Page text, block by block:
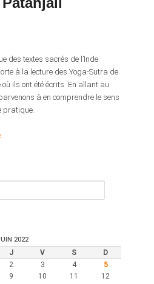
des textes sacrés de l’Inde
à la lecture des Yoga-Sutra de
ils ont été écrits. En allant au
à en comprendre le sens
pratique.
2022
J V S
D
2 3 4
5
9 10 11
12